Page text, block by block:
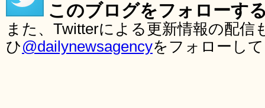
このブログをフォローす
また、Twitterによる更新情報の配
ひ@dailynewsagencyをフォローし